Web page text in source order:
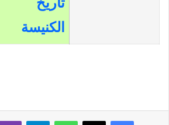
الكنيسة
فيسبوك‫X واتسابتيلقرام